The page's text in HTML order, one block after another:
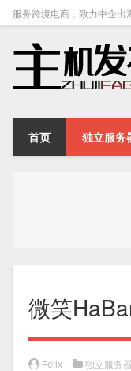
服务跨境电商，致力中企出
首页 独立服务
微笑
Felix 独立服务器